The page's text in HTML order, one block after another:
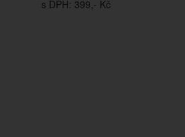
s DPH: 399,- Kč